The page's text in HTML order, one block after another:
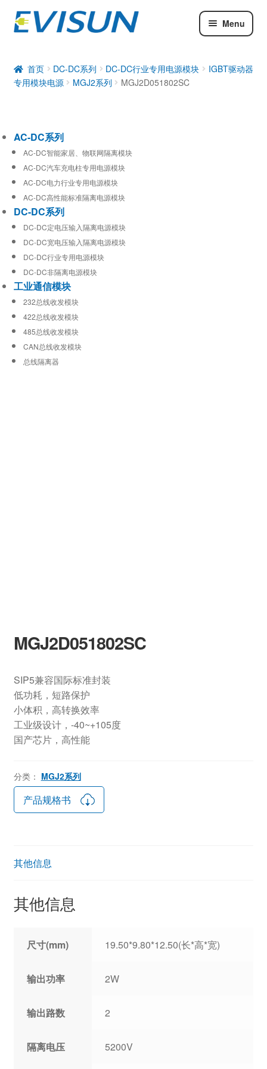
Menu
DC-DC系列
工业通信模块
首页 DC-DC系列 DC-DC行业专用电源模块
IGBT驱动器
专用模块电源
MGJ2系列 MGJ2D051802SC
MGJ2D051802SC
SIP5兼容国际标准封装
低功耗，短路保护
小体积，高转换效率
工业级设计，-40~+105度
国产芯片，高性能
分类： MGJ2系列
产品规格书
其他信息
其他信息
尺寸(mm) 19.50*9.80*12.50(长*高*宽)
输出功率 2W
输出路数 2
隔离电压 5200V
AC-DC系列
AC-DC智能家居、物联网隔离模块
AC-DC汽车充电柱专用电源模块
AC-DC电力行业专用电源模块
AC-DC高性能标准隔离电源模块
DC-DC系列
DC-DC定电压输入隔离电源模块
DC-DC宽电压输入隔离电源模块
DC-DC行业专用电源模块
DC-DC非隔离电源模块
工业通信模块
232总线收发模块
422总线收发模块
485总线收发模块
CAN总线收发模块
总线隔离器